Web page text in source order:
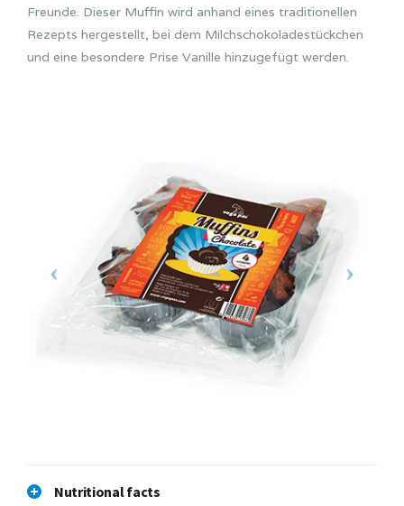
Freunde. Dieser Muffin wird anhand eines traditionellen
Rezepts hergestellt, bei dem Milchschokoladestückchen
und eine besondere Prise Vanille hinzugefügt werden.
Nutritional facts